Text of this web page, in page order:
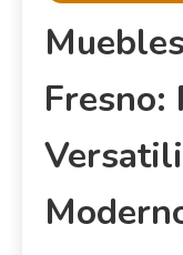
Fresno: